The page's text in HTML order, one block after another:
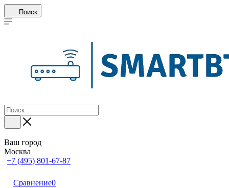
Поиск
Ваш город
Москва
+7 (495) 801-67-87
Сравнение0